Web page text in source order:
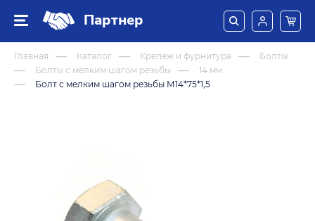
Партнер
Главная Каталог Крепеж и фурнитура
Болты
Болты с мелким шагом резьбы
14 мм
Болт с мелким шагом резьбы М14*75*1,5